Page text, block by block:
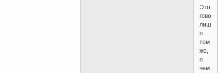
Это
лишь
о
том
же,
о
чем